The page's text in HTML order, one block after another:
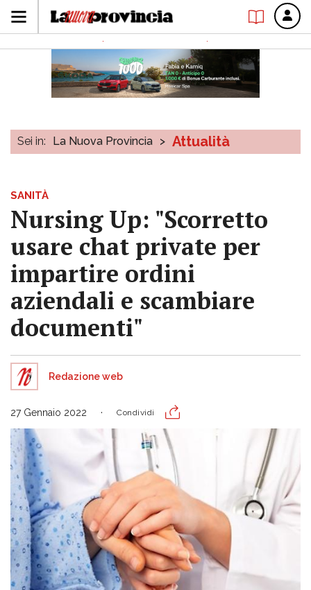
Sei in: La Nuova Provincia > Attualità
SANITÀ
Nursing Up: "Scorretto
usare chat private per
impartire ordini
aziendali e scambiare
documenti"
Redazione web
27 Gennaio 2022 Condividi